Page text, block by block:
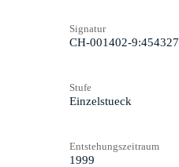
Signatur
CH-001402-9:454327
Stufe
Einzelstueck
Entstehungszeitraum
1999